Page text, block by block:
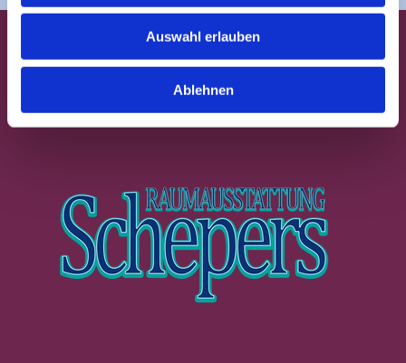
Auswahl erlauben
Ablehnen
Bringe Leben in
dein Zuhause